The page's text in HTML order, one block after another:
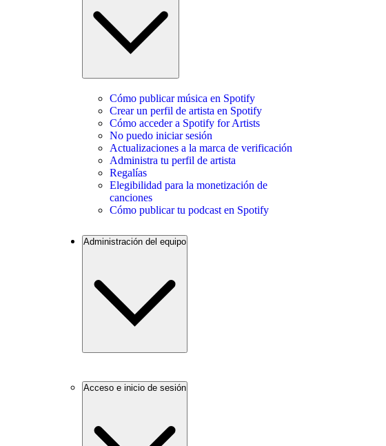
Cómo publicar música en Spotify
Crear un perfil de artista en Spotify
Cómo acceder a Spotify for Artists
No puedo iniciar sesión
Actualizaciones a la marca de verificación
Administra tu perfil de artista
Regalías
Elegibilidad para la monetización de
canciones
Cómo publicar tu podcast en Spotify
Administración del equipo
Acceso e inicio de sesión